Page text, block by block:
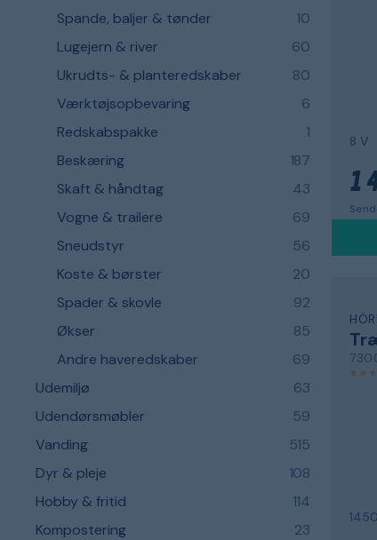
Spande, baljer & tønder
10
Lugejern & river
60
Ukrudts- & planteredskaber
80
Værktøjsopbevaring
6
Redskabspakke
1
Beskæring
187
Skaft & håndtag
43
Vogne & trailere
69
Sneudstyr
56
Koste & børster
20
Spader & skovle
92
Økser
85
Andre haveredskaber
69
Udemiljø
63
Udendørsmøbler
59
Vanding
515
Dyr & pleje
108
Hobby & fritid
114
Kompostering
23
8 V
1